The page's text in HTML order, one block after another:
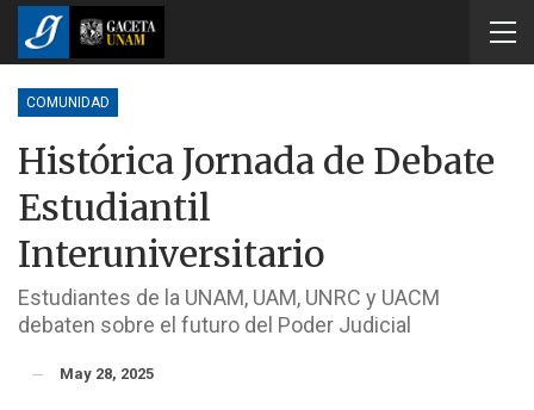
COMUNIDAD
Histórica Jornada de Debate
Estudiantil
Interuniversitario
Estudiantes de la UNAM, UAM, UNRC y UACM
debaten sobre el futuro del Poder Judicial
May 28, 2025